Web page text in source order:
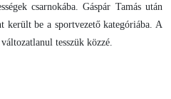
csarnokába. Gáspár Tamás után
be a sportvezető kategóriába. A
tesszük közzé.